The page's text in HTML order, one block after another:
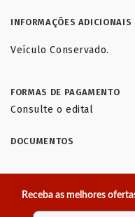
INFORMAÇÕES ADICIONAIS
Veículo Conservado.
FORMAS DE PAGAMENTO
Consulte o edital
DOCUMENTOS
Receba as melhores